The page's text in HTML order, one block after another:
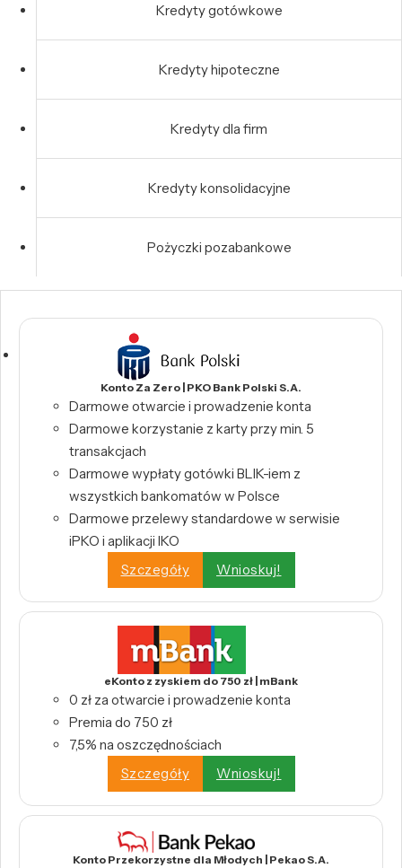
Kredyty gotówkowe
Kredyty hipoteczne
Kredyty dla firm
Kredyty konsolidacyjne
Pożyczki pozabankowe
Konto Za Zero | PKO Bank Polski S.A.
Darmowe otwarcie i prowadzenie konta
Darmowe korzystanie z karty przy min. 5
transakcjach
Darmowe wypłaty gotówki BLIK-iem z
wszystkich bankomatów w Polsce
Darmowe przelewy standardowe w serwisie
iPKO i aplikacji IKO
Szczegóły
Wnioskuj!
eKonto z zyskiem do 750 zł | mBank
0 zł za otwarcie i prowadzenie konta
Premia do 750 zł
7,5% na oszczędnościach
Szczegóły
Wnioskuj!
Konto Przekorzystne dla Młodych | Pekao S.A.